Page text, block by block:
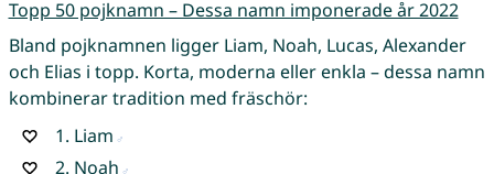
Topp 50 pojknamn – Dessa namn imponerade år 2022
Bland pojknamnen ligger Liam, Noah, Lucas, Alexander
och Elias i topp. Korta, moderna eller enkla – dessa namn
kombinerar tradition med fräschör:
1. Liam
2. Noah